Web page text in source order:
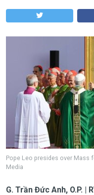
Pope Leo presides over Mass
Media
G. Trần Đức Anh, O.P. |